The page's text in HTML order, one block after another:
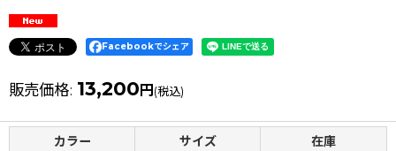
Facebookでシェア
販売価格: 13,200 円 (税込)
カラー サイズ 在庫